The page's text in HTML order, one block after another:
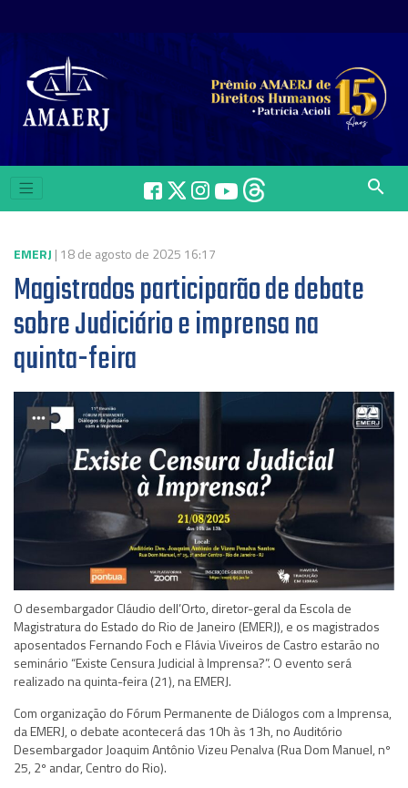
search
EMERJ | 18 de agosto de 2025 16:17
Magistrados participarão de debate
sobre Judiciário e imprensa na
quinta-feira
O desembargador Cláudio dell’Orto, diretor-geral da Escola de
Magistratura do Estado do Rio de Janeiro (EMERJ), e os magistrados
aposentados Fernando Foch e Flávia Viveiros de Castro estarão no
seminário “Existe Censura Judicial à Imprensa?”. O evento será
realizado na quinta-feira (21), na EMERJ.
Com organização do Fórum Permanente de Diálogos com a Imprensa,
da EMERJ, o debate acontecerá das 10h às 13h, no Auditório
Desembargador Joaquim Antônio Vizeu Penalva (Rua Dom Manuel, nº
25, 2º andar, Centro do Rio).